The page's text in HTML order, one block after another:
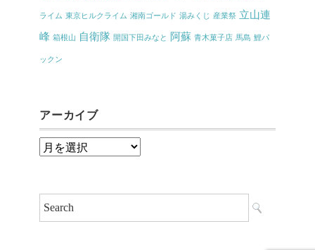
ライム 東京ヒルクライム 湘南ゴールド 湯みくじ 産業祭 立山連
峰 箱根山 自衛隊 開国下田みなと 阿蘇 青木菓子店 馬島 鯉パ
ックン
アーカイブ
ア
イ